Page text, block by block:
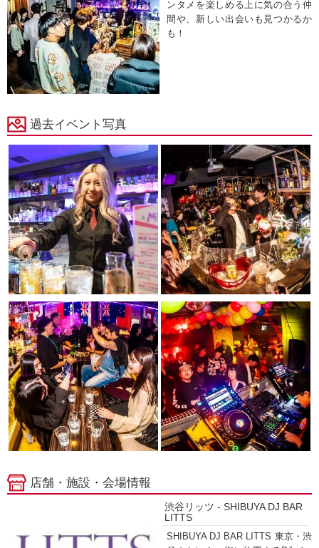
ンタメを楽しめる上に気の合う仲
間や、新しい出会いも見つかるか
も！
過去イベント写真
店舗・施設・会場情報
渋谷リッツ - SHIBUYA DJ BAR
LITTS
SHIBUYA DJ BAR LITTS 東京・渋